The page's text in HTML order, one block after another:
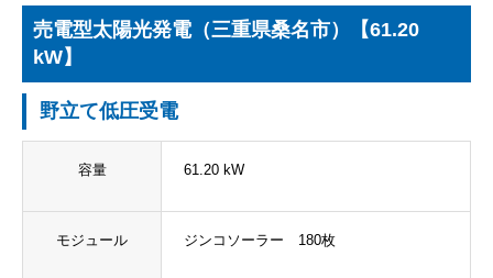
売電型太陽光発電（三重県桑名市）【61.20
kW】
野立て低圧受電
容量 61.20 kW
モジュール ジンコソーラー 180枚